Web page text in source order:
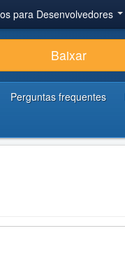
para Desenvolvedores
Baixar
Perguntas frequentes